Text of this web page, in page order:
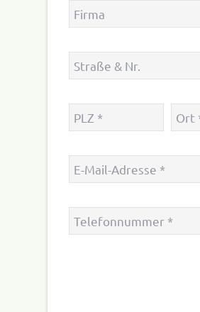
Firma
Straße
&Nr.
PLZ
&Ort *
E‑Mail-
Adresse
*
Telefon*